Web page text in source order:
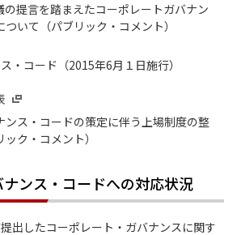
の提言を踏まえたコーポレートガバナン
いて（パブリック・コメント）
・コード（2015年6月１日施行）
ンス・コードの策定に伴う上場制度の整
ク・コメント）
ンス・コードへの対応状況
出したコーポレート・ガバナンスに関す